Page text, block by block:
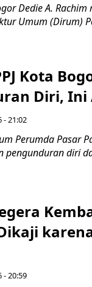
Dedie A.
Umum (Dirum)
Kota
Diri, Ini
- 21:02
Perumda Pasar
pengunduran diri
- 20:59